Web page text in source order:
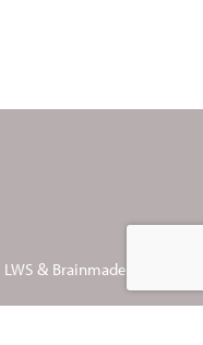
LWS & Brainmade Agency